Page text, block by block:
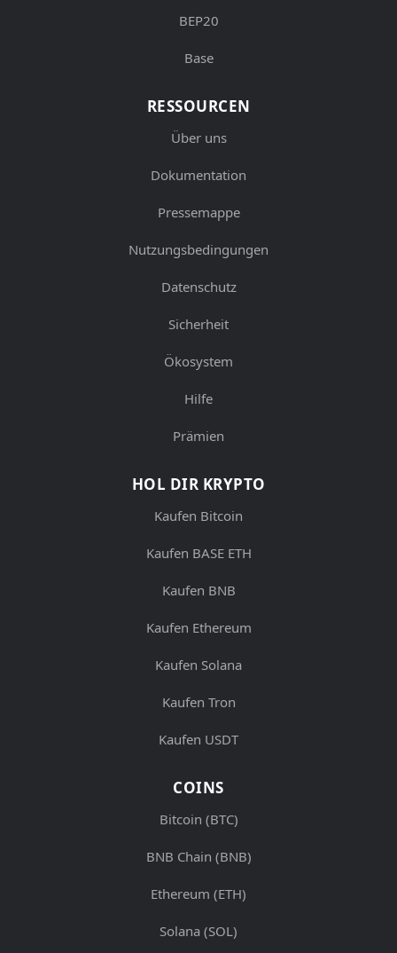
BEP20
Base
RESSOURCEN
Über uns
Dokumentation
Pressemappe
Nutzungsbedingungen
Datenschutz
Sicherheit
Ökosystem
Hilfe
Prämien
HOL DIR KRYPTO
Kaufen Bitcoin
Kaufen BASE ETH
Kaufen BNB
Kaufen Ethereum
Kaufen Solana
Kaufen Tron
Kaufen USDT
COINS
Bitcoin (BTC)
BNB Chain (BNB)
Ethereum (ETH)
Solana (SOL)